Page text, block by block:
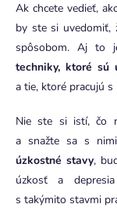
Ak chcete vedieť,
by ste si uvedomiť,
spôsobom. Aj to
techniky, ktoré sú
a tie, ktoré pracujú s
Nie ste si istí, čo
a snažte sa s
úzkostné stavy,
úzkosť a
s takýmito stavmi